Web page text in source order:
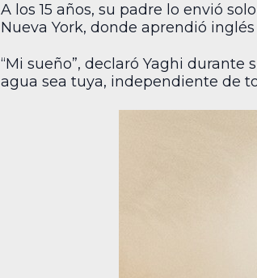
A los 15 años, su padre lo envió
Nueva York, donde aprendió
“Mi sueño”, declaró Yaghi
agua sea tuya, independiente de